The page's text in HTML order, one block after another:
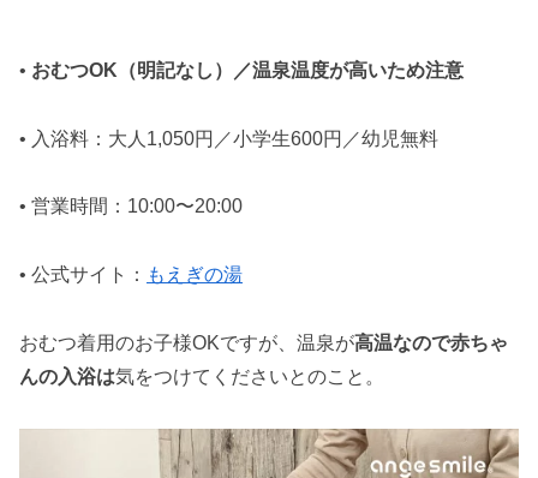
• おむつOK（明記なし）／温泉温度が高いため注意
• 入浴料：大人1,050円／小学生600円／幼児無料
• 営業時間：10:00〜20:00
• 公式サイト： もえぎの湯
おむつ着用のお子様OKですが、温泉が高温なので赤ちゃ
んの入浴は気をつけてくださいとのこと。